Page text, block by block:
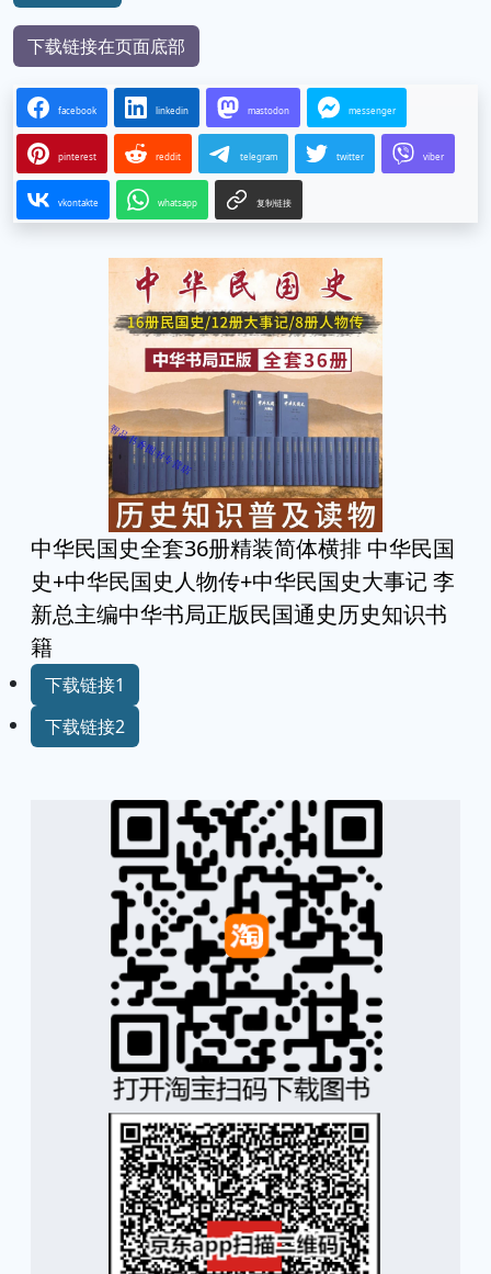
下载链接在页面底部
facebook linkedin mastodon messenger
pinterest reddit telegram twitter viber
vkontakte whatsapp 复制链接
中华民国史全套36册精装简体横排 中华民国
史+中华民国史人物传+中华民国史大事记 李
新总主编中华书局正版民国通史历史知识书
籍
下载链接1
下载链接2